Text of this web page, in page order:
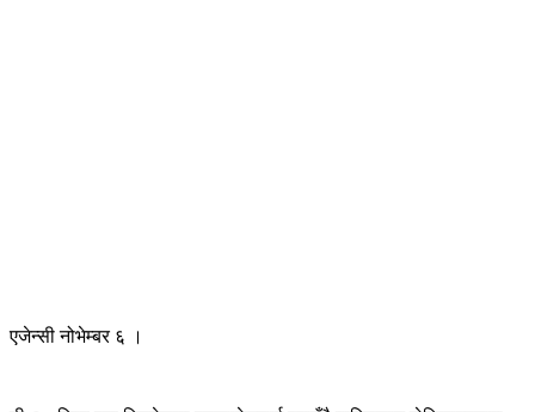
एजेन्सी नोभेम्बर ६ ।